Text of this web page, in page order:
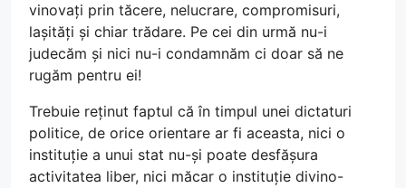
vinovați prin tăcere, nelucrare, compromisuri,
lașități și chiar trădare. Pe cei din urmă nu-i
judecăm și nici nu-i condamnăm ci doar să ne
rugăm pentru ei!
Trebuie reținut faptul că în timpul unei dictaturi
politice, de orice orientare ar fi aceasta, nici o
instituție a unui stat nu-și poate desfășura
activitatea liber, nici măcar o instituție divino-